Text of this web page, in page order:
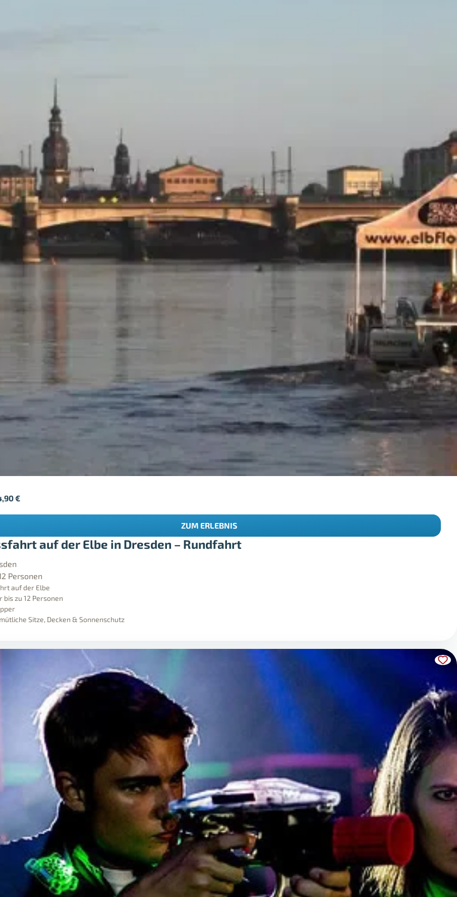
auf der Elbe in Dresden – Rundfahrt
Personen
auf der Elbe
bis zu 12 Personen
Sitze, Decken & Sonnenschutz
€
ZUM ERLEBNIS